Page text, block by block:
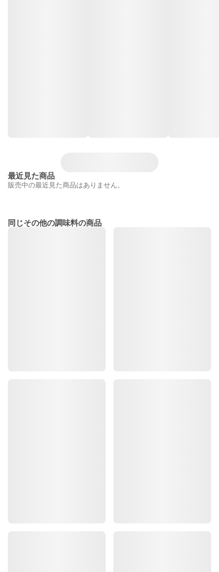
最近見た商品
販売中の最近見た商品はありません。
同じその他の調味料の商品